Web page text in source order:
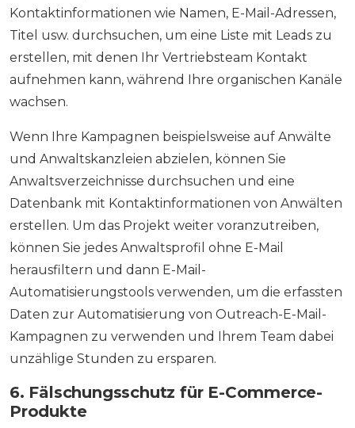
Kontaktinformationen wie Namen, E-Mail-Adressen,
Titel usw. durchsuchen, um eine Liste mit Leads zu
erstellen, mit denen Ihr Vertriebsteam Kontakt
aufnehmen kann, während Ihre organischen Kanäle
wachsen.
Wenn Ihre Kampagnen beispielsweise auf Anwälte
und Anwaltskanzleien abzielen, können Sie
Anwaltsverzeichnisse durchsuchen und eine
Datenbank mit Kontaktinformationen von Anwälten
erstellen. Um das Projekt weiter voranzutreiben,
können Sie jedes Anwaltsprofil ohne E-Mail
herausfiltern und dann E-Mail-
Automatisierungstools verwenden, um die erfassten
Daten zur Automatisierung von Outreach-E-Mail-
Kampagnen zu verwenden und Ihrem Team dabei
unzählige Stunden zu ersparen.
6. Fälschungsschutz für E-Commerce-
Produkte